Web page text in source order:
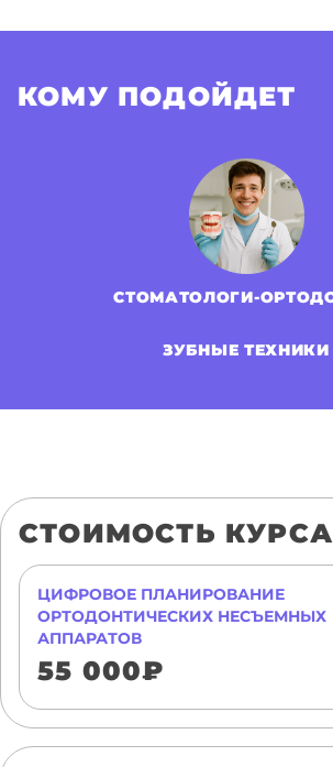
КОМУ ПОДОЙДЕТ
СТОМАТОЛОГИ-
ЗУБНЫЕ ТЕХНИКИ
СТОИМОСТЬ КУРСА
ЦИФРОВОЕ ПЛАНИРОВАНИЕ
ОРТОДОНТИЧЕСКИХ НЕСЪЕМНЫХ
АППАРАТОВ
55 000₽